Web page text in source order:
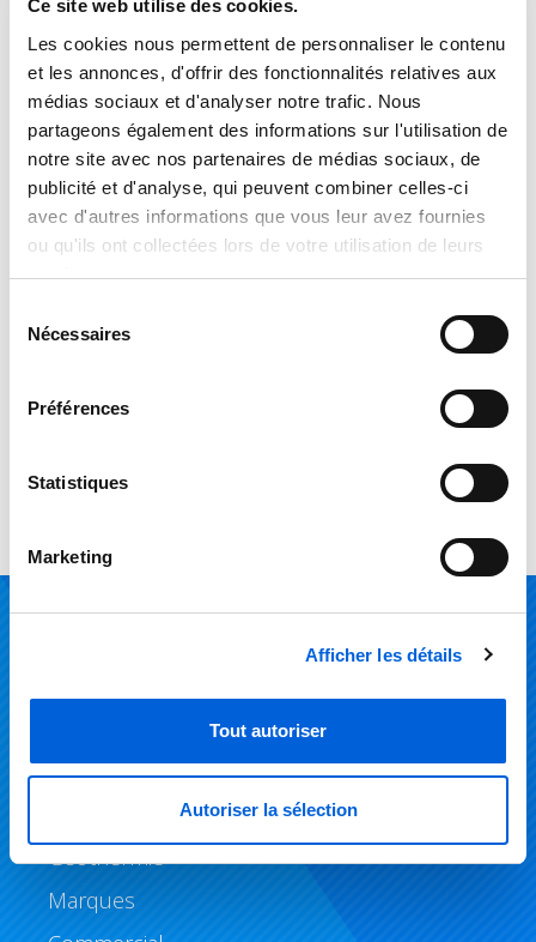
Ce site web utilise des cookies.
Les cookies nous permettent de personnaliser le contenu
et les annonces, d'offrir des fonctionnalités relatives aux
médias sociaux et d'analyser notre trafic. Nous
partageons également des informations sur l'utilisation de
notre site avec nos partenaires de médias sociaux, de
publicité et d'analyse, qui peuvent combiner celles-ci
avec d'autres informations que vous leur avez fournies
ou qu'ils ont collectées lors de votre utilisation de leurs
services.
Nécessaires
Préférences
Statistiques
Marketing
Afficher les détails
Tout autoriser
Autoriser la sélection
Climatisation se réserve le droit de
corriger ou de mettre à jour sans préavis
toute information, description ou
disponibilité de produit, notamment en
cas d’erreur humaine, technique ou de
mise à jour du manufacturier. Pour
obtenir une soumission personnalisée,
un prix exact ou des renseignements
supplémentaires, nous vous invitons à
communiquer directement avec notre
conseiller et de répondre à toutes vos
Chauffage
Qualité de l’air
Géothermie
Marques